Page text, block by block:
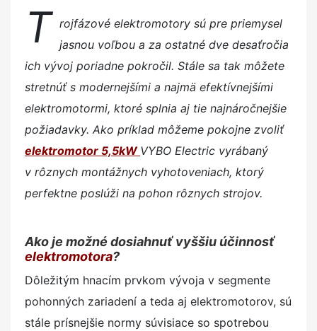
T rojfázové elektromotory sú pre priemysel
jasnou voľbou a za ostatné dve desaťročia
ich vývoj poriadne pokročil. Stále sa tak môžete
stretnúť s modernejšími a najmä efektívnejšími
elektromotormi, ktoré splnia aj tie najnáročnejšie
požiadavky. Ako príklad môžeme pokojne zvoliť
elektromotor 5,5kW VYBO Electric vyrábaný
v rôznych montážnych vyhotoveniach, ktorý
perfektne poslúži na pohon rôznych strojov.
Ako je možné dosiahnuť vyššiu účinnosť
elektromotora?
Dôležitým hnacím prvkom vývoja v segmente
pohonných zariadení a teda aj elektromotorov, sú
stále prísnejšie normy súvisiace so spotrebou